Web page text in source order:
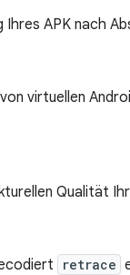
APK nach
virtuellen
Qualität
retrace